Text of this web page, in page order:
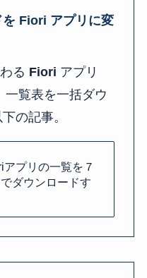
を Fiori アプリに変
る Fiori アプリ
一覧表を一括ダウ
の記事。
アプリの一覧を７
ダウンロードす